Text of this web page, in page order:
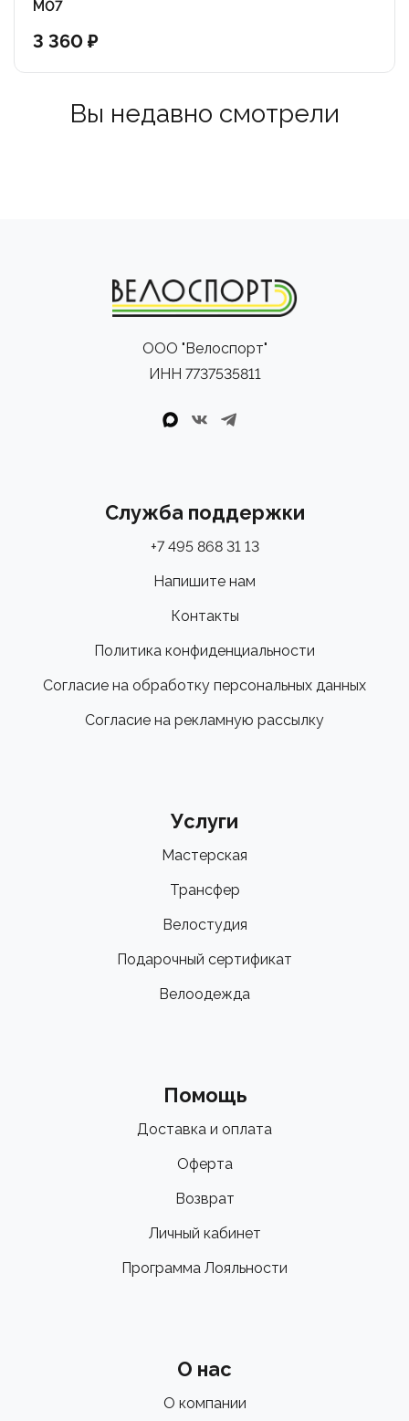
М07
3 360 ₽
Вы недавно смотрели
ООО "Велоспорт"
ИНН 7737535811
Служба поддержки
+7 495 868 31 13
Напишите нам
Контакты
Политика конфиденциальности
Согласие на обработку персональных данных
Согласие на рекламную рассылку
Услуги
Мастерская
Трансфер
Велостудия
Подарочный сертификат
Велоодежда
Помощь
Доставка и оплата
Оферта
Возврат
Личный кабинет
Программа Лояльности
О нас
О компании